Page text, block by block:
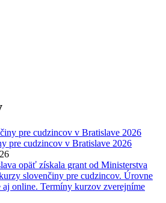
pre cudzincov v Bratislave 2026
opäť získala grant od Ministerstva
slovenčiny pre cudzincov. Úrovne
online. Termíny kurzov zverejníme